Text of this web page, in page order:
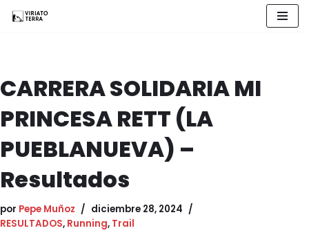
CARRERA SOLIDARIA MI
PRINCESA RETT (LA
PUEBLANUEVA) –
Resultados
por Pepe Muñoz
diciembre 28, 2024
RESULTADOS, Running, Trail